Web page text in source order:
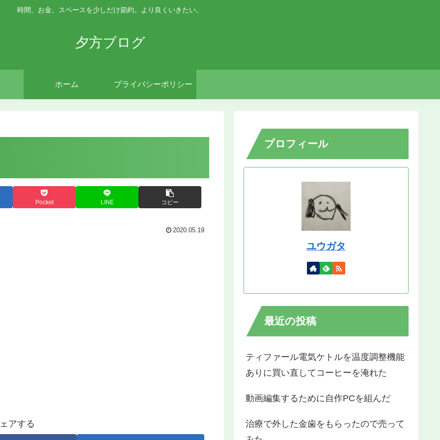
時間、お金、スペースを少しだけ節約。より良くいきたい。
夕方ブログ
ホーム プライバシーポリシー
Pocket LINE コピー
2020.05.19
アする
プロフィール
ユウガタ
最近の投稿
ティファール電気ケトルを温度調整機能
ありに買い直してコーヒーを淹れた
動画編集するために自作PCを組んだ
治療で外した金歯をもらったので売って